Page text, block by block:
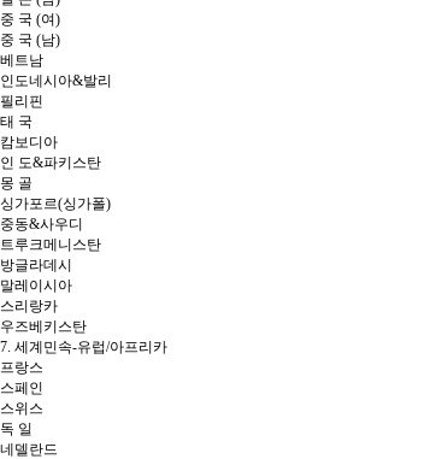
중 국 (여)
중 국 (남)
베트남
인도네시아&발리
필리핀
태 국
캄보디아
인 도&파키스탄
몽 골
싱가포르(싱가폴)
중동&사우디
트루크메니스탄
방글라데시
말레이시아
스리랑카
우즈베키스탄
7. 세계민속-유럽/아프리카
프랑스
스페인
스위스
독 일
네델란드